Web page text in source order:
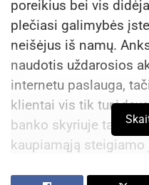
poreikius bei vis
plečiasi galimybės
neišėjus iš namų.
naudotis uždarosios
internetu paslauga,
klientai vis tik
banko skyriuje tam,
kaupiamąją